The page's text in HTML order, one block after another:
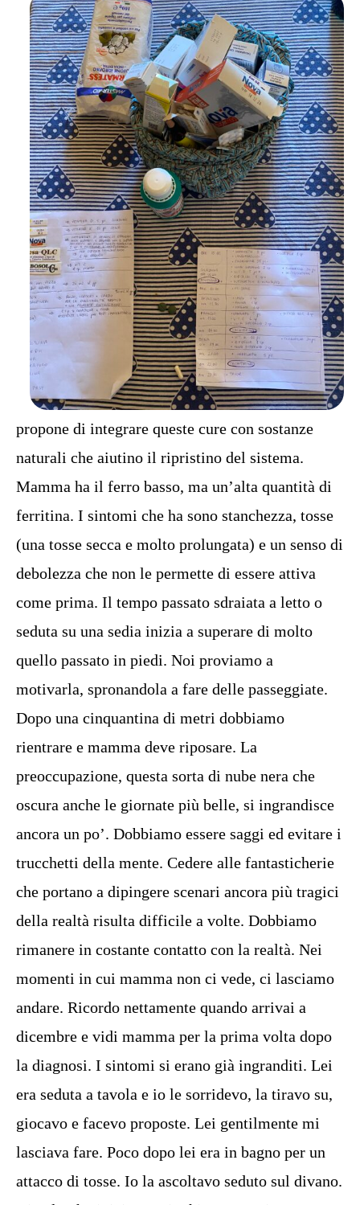
propone di integrare queste cure con sostanze
naturali che aiutino il ripristino del sistema.
Mamma ha il ferro basso, ma un’alta quantità di
ferritina. I sintomi che ha sono stanchezza, tosse
(una tosse secca e molto prolungata) e un senso di
debolezza che non le permette di essere attiva
come prima. Il tempo passato sdraiata a letto o
seduta su una sedia inizia a superare di molto
quello passato in piedi. Noi proviamo a
motivarla, spronandola a fare delle passeggiate.
Dopo una cinquantina di metri dobbiamo
rientrare e mamma deve riposare. La
preoccupazione, questa sorta di nube nera che
oscura anche le giornate più belle, si ingrandisce
ancora un po’. Dobbiamo essere saggi ed evitare i
trucchetti della mente. Cedere alle fantasticherie
che portano a dipingere scenari ancora più tragici
della realtà risulta difficile a volte. Dobbiamo
rimanere in costante contatto con la realtà. Nei
momenti in cui mamma non ci vede, ci lasciamo
andare. Ricordo nettamente quando arrivai a
dicembre e vidi mamma per la prima volta dopo
la diagnosi. I sintomi si erano già ingranditi. Lei
era seduta a tavola e io le sorridevo, la tiravo su,
giocavo e facevo proposte. Lei gentilmente mi
lasciava fare. Poco dopo lei era in bagno per un
attacco di tosse. Io la ascoltavo seduto sul divano.